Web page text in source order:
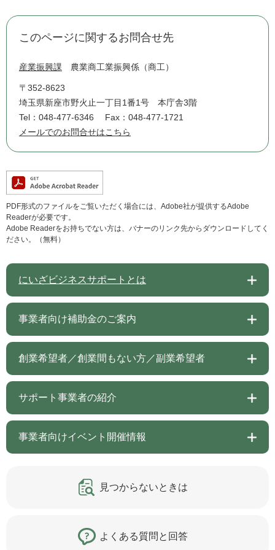
このページに関するお問合せ先
産業振興課 農業商工業振興係（商工）
〒352-8623
埼玉県新座市野火止一丁目1番1号 本庁舎3階
Tel：048-477-6346
Fax：048-477-1721
メールでのお問合せはこちら
PDF形式のファイルをご覧いただく場合には、Adobe社が提供するAdobe
Readerが必要です。
Adobe Readerをお持ちでない方は、バナーのリンク先からダウンロードしてく
ださい。（無料）
にいざビジネスサポートとは
事業者向け補助金のご案内
創業希望者／創業間もない方／副業希望者
サポート事業者の紹介
事業者向けイベント開催情報
見つからないときは
よくある質問と回答